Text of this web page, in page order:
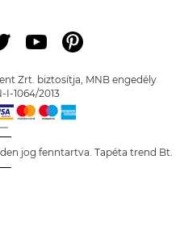
Zrt. biztosítja, MNB engedély
I-1064/2013
jog fenntartva. Tapéta trend Bt.